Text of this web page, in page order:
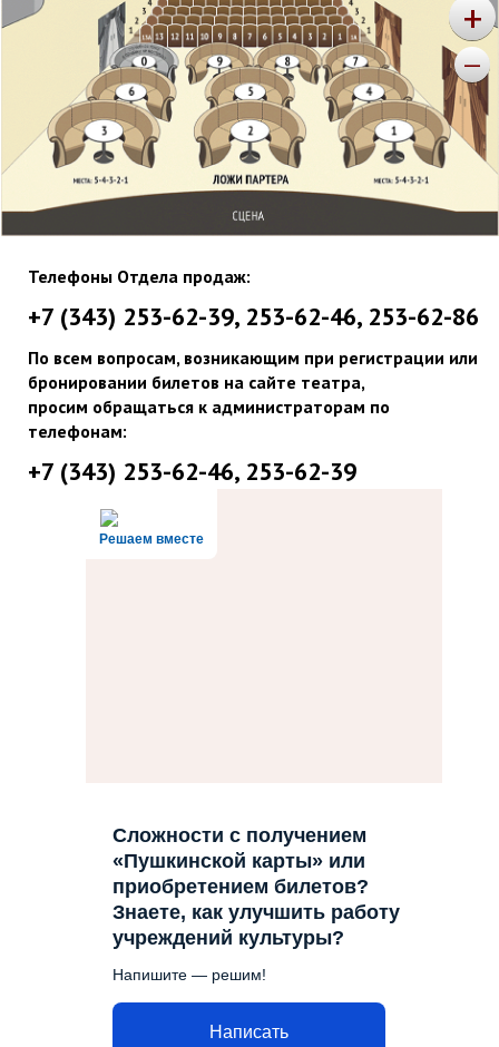
+
—
Телефоны Отдела продаж:
+7 (343) 253-62-39, 253-62-46, 253-62-86
По всем вопросам, возникающим при регистрации или
бронировании билетов на сайте театра,
просим обращаться к администраторам по
телефонам:
+7 (343) 253-62-46, 253-62-39
Решаем вместе
Сложности с получением
«Пушкинской карты» или
приобретением билетов?
Знаете, как улучшить работу
учреждений культуры?
Напишите — решим!
Написать